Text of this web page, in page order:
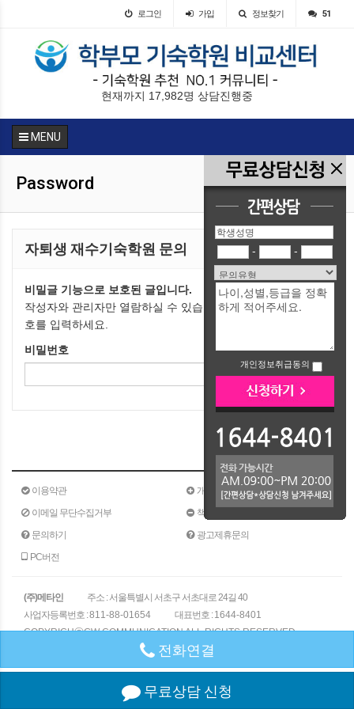
- -
개인정보취급동의
로그인 가입 정보찾기 51
현재까지 17,982명 상담진행중
MENU
Password
자퇴생 재수기숙학원 문의
비밀글 기능으로 보호된 글입니다.
작성자와 관리자만 열람하실 수 있습니다. 본인이라면 비밀번
호를 입력하세요.
비밀번호
확인
이용약관
개인정보취급방침
이메일 무단수집거부
책임의 한계와 법적고지
문의하기
광고제휴문의
PC버전
(주)메타인 주소 : 서울특별시 서초구 서초대로 24길 40
사업자등록번호 :811-88-01654 대표번호 :1644-8401
COPYRIGHⓒGW COMMUNICATION ALL RIGHTS RESERVED
전화연결
무료상담 신청